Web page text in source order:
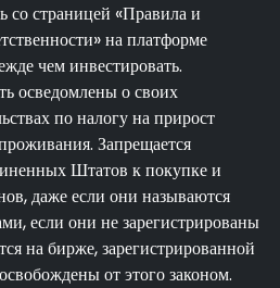
со страницей «Правила и
на платформе
чем инвестировать.
осведомлены о своих
по налогу на прирост
Запрещается
Штатов к покупке и
даже если они называются
если они не зарегистрированы
на бирже, зарегистрированной
от этого законом.